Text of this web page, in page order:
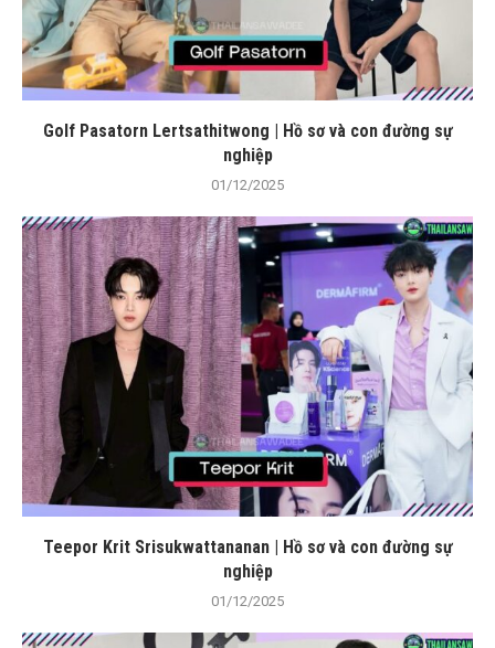
Golf Pasatorn Lertsathitwong | Hồ sơ và con đường sự
nghiệp
01/12/2025
Teepor Krit Srisukwattananan | Hồ sơ và con đường sự
nghiệp
01/12/2025